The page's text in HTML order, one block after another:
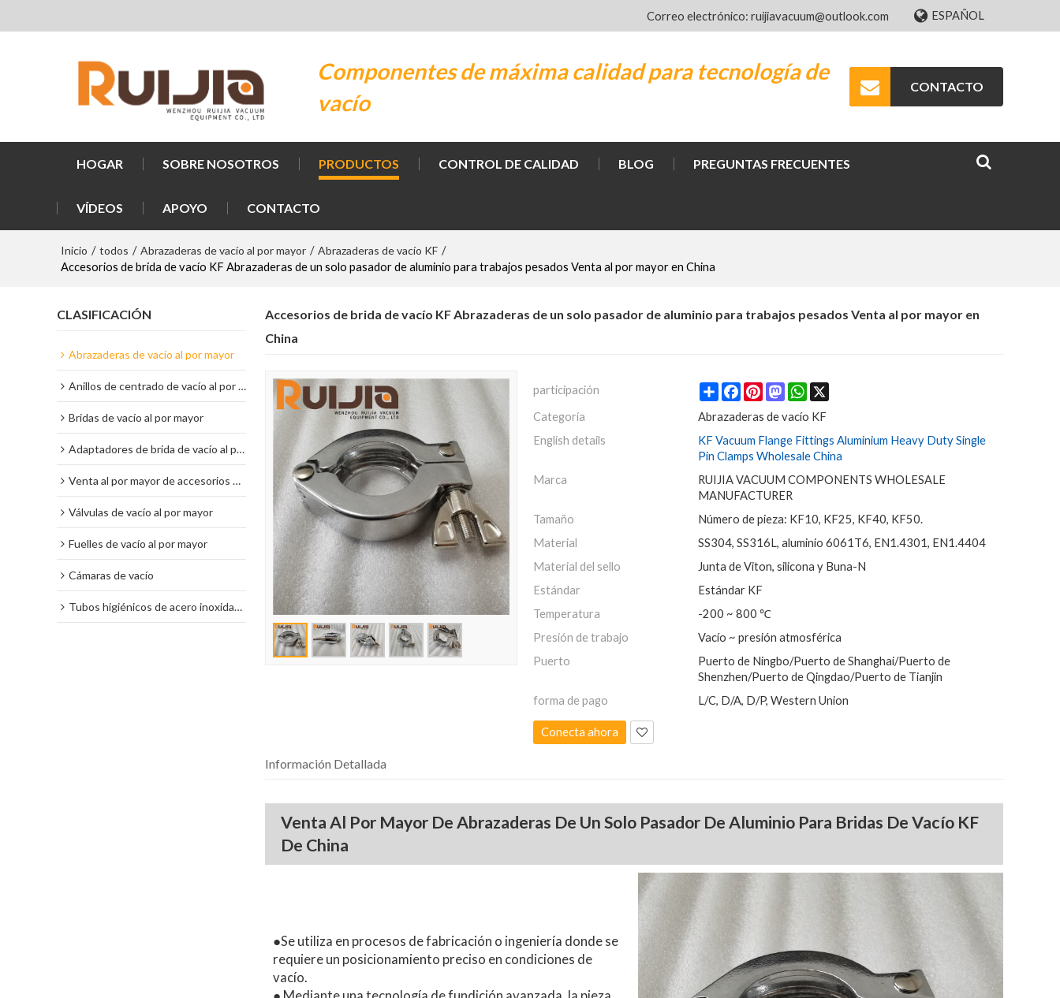
Correo electrónico: ruijiavacuum@outlook.com ESPAÑOL
Componentes de máxima calidad para tecnología de
vacío
CONTACTO
HOGAR SOBRE NOSOTROS PRODUCTOS CONTROL DE CALIDAD BLOG PREGUNTAS FRECUENTES
VÍDEOS APOYO CONTACTO
Inicio / todos / Abrazaderas de vacío al por mayor / Abrazaderas de vacío KF /
Accesorios de brida de vacío KF Abrazaderas de un solo pasador de aluminio para trabajos pesados Venta al por mayor en China
CLASIFICACIÓN
Abrazaderas de vacío al por mayor
Anillos de centrado de vacío al por mayor
Bridas de vacío al por mayor
Adaptadores de brida de vacío al por mayor
Venta al por mayor de accesorios de vacío
Válvulas de vacío al por mayor
Fuelles de vacío al por mayor
Cámaras de vacío
Tubos higiénicos de acero inoxidable
Accesorios de brida de vacío KF Abrazaderas de un solo pasador de aluminio para trabajos pesados Venta al por mayor en
China
participación ShareFacebook
Pinterest
Mastodon
WhatsApp
X
Categoría
Abrazaderas de vacío KF
English details
KF Vacuum Flange Fittings Aluminium Heavy Duty Single
Pin Clamps Wholesale China
Marca
RUIJIA VACUUM COMPONENTS WHOLESALE
MANUFACTURER
Tamaño
Número de pieza: KF10, KF25, KF40, KF50.
Material
SS304, SS316L, aluminio 6061T6, EN1.4301, EN1.4404
Material del sello
Junta de Viton, silicona y Buna-N
Estándar
Estándar KF
Temperatura
-200 ~ 800 ℃
Presión de trabajo
Vacío ~ presión atmosférica
Puerto
Puerto de Ningbo/Puerto de Shanghai/Puerto de
Shenzhen/Puerto de Qingdao/Puerto de Tianjin
forma de pago
L/C, D/A, D/P, Western Union
Conecta ahora
Información Detallada
Venta Al Por Mayor De Abrazaderas De Un Solo Pasador De Aluminio Para Bridas De Vacío KF
De China
●Se utiliza en procesos de fabricación o ingeniería donde se
requiere un posicionamiento preciso en condiciones de
vacío.